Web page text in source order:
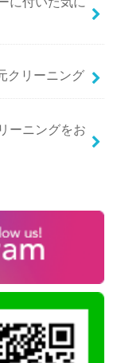
クリーニング
ーニングをお